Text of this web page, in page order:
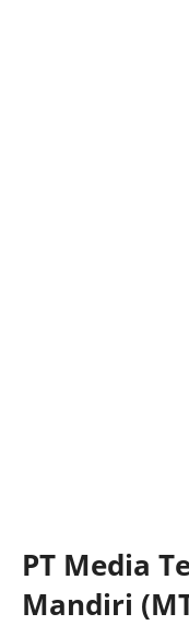
PT Media
Mandiri